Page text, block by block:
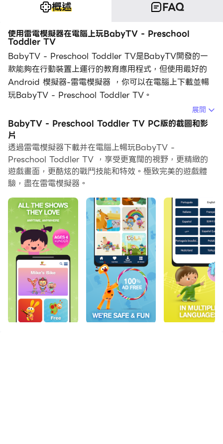
概述 FAQ
使用雷電模擬器在電腦上玩BabyTV - Preschool
Toddler TV
BabyTV - Preschool Toddler TV是BabyTV開發的一
款能夠在行動裝置上運行的教育應用程式，但使用最好的
Android 模擬器-雷電模擬器 ，你可以在電腦上下載並暢
玩BabyTV - Preschool Toddler TV。
在電腦上運行BabyTV - Preschool Toddler TV，您可
以在大螢幕上清晰地瀏覽, 而用滑鼠和鍵盤操控應用程式比
用觸摸屏鍵盤要快得多，同時你將永遠不必擔心設備的電量
問題。
通過多開和同步功能，你甚至可以在PC上運行多個應用程
式和帳戶。
而文件互傳功能讓分享圖像、影片和文件也變得非常容易。
下載BabyTV - Preschool Toddler TV並在PC上運行。
享受PC端的大螢幕和高畫質畫質吧!
加入數百萬家庭，探索 BabyTV 屢獲殊榮的兒童電視和歌
曲應用程序，該應用程序專為小孩子打造，100% 無廣
BabyTV 是世界領先的幼兒及其父母電視頻道，旨在為學
展開
BabyTV - Preschool Toddler TV PC版的截圖和影
片
透過雷電模擬器下載并在電腦上暢玩BabyTV -
Preschool Toddler TV ，享受更寬闊的視野，更精緻的
遊戲畫面，更酷炫的戰鬥技能和特效。極致完美的遊戲體
驗，盡在雷電模擬器。